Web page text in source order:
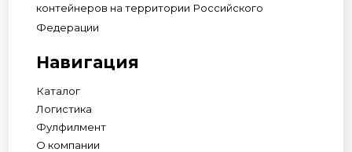
контейнеров на территории Российского
Федерации
Навигация
Каталог
Логистика
Фулфилмент
О компании